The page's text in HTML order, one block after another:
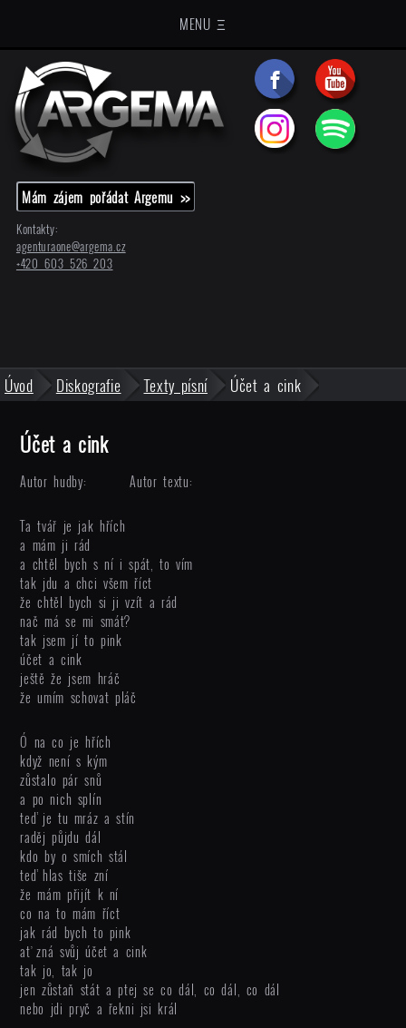
MENU Ξ
Mám zájem pořádat Argemu >>
Kontakty:
agenturaone@argema.cz
+420 603 526 203
Úvod Diskografie Texty písní Účet a cink
Účet a cink
Autor hudby: Autor textu:
Ta tvář je jak hřích
a mám ji rád
a chtěl bych s ní i spát, to vím
tak jdu a chci všem říct
že chtěl bych si ji vzít a rád
nač má se mi smát?
tak jsem jí to pink
účet a cink
ještě že jsem hráč
že umím schovat pláč
Ó na co je hřích
když není s kým
zůstalo pár snů
a po nich splín
teď je tu mráz a stín
raděj půjdu dál
kdo by o smích stál
teď hlas tiše zní
že mám přijít k ní
co na to mám říct
jak rád bych to pink
ať zná svůj účet a cink
tak jo, tak jo
jen zůstaň stát a ptej se co dál, co dál, co dál
nebo jdi pryč a řekni jsi král